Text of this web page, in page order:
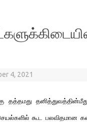
4, 2021
தத்தமதுதனித்துவத்தின்
களில் கூட பலவிதமான